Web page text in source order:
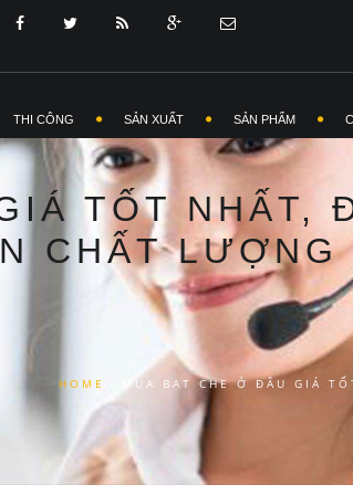
THI CÔNG SẢN XUẤT SẢN PHẨM
TỐT NHẤT,
CHẤT LƯỢNG
HOME MUA BẠT CHE Ở ĐÂU GIÁ